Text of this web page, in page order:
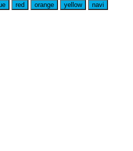
red orange yellow
navi